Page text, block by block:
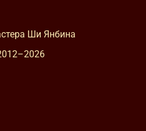
Ши Янбина
2026